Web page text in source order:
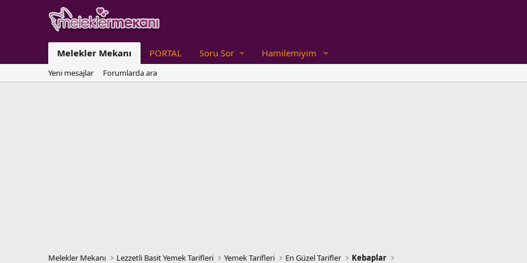
Melekler Mekanı PORTAL Soru Sor Hamilemiyim
Yeni mesajlar Forumlarda ara
Melekler Mekanı Lezzetli Basit Yemek Tarifleri Yemek Tarifleri En Güzel Tarifler Kebaplar